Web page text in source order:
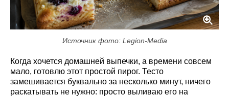
Источник фото: Legion-Media
Когда хочется домашней выпечки, а времени совсем
мало, готовлю этот простой пирог. Тесто
замешивается буквально за несколько минут, ничего
раскатывать не нужно: просто выливаю его на